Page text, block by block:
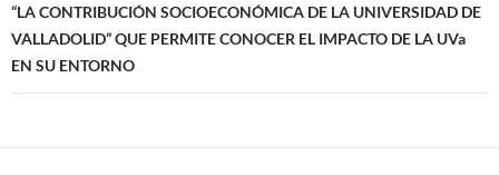
“LA CONTRIBUCIÓN SOCIOECONÓMICA DE LA UNIVERSIDAD DE
VALLADOLID” QUE PERMITE CONOCER EL IMPACTO DE LA UVa
EN SU ENTORNO